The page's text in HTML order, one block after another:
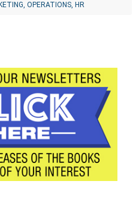
OPERATIONS, HR